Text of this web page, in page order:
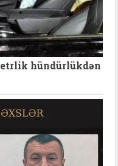
hündürlükdən